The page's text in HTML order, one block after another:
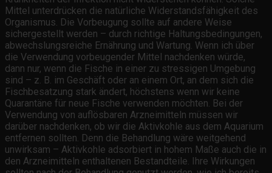
Mittel unterdrücken die natürliche Widerstandsfähigkeit des
Organismus. Die Vorbeugung sollte auf andere Weise
sichergestellt werden – durch richtige Haltungsbedingungen,
abwechslungsreiche Ernährung und Wartung. Wenn ich über
die Verwendung vorbeugender Mittel nachdenken würde,
dann nur, wenn die Fische in einer zu stressigen Umgebung
sind – z. B. im Geschäft oder an einem Ort, an dem sich die
Fischbesatzung stark ändert, höchstens wenn wir keine
Quarantäne für neue Fische verwenden möchten. Bei der
Verwendung von auflösbaren Arzneimitteln müssen wir
darüber nachdenken, ob wir die Aktivkohle aus dem Aquarium
entfernen sollten. Denn die Behandlung wäre weitgehend
unwirksam – Aktivkohle adsorbiert in hohem Maße auch die in
den Arzneimitteln enthaltenen Bestandteile. Ihre Wirkungen